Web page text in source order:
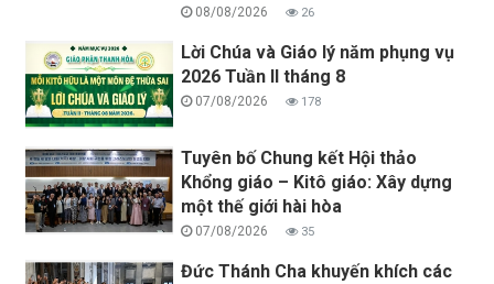
08/08/2026 26
Lời Chúa và Giáo lý năm phụng vụ
2026 Tuần II tháng 8
07/08/2026 178
Tuyên bố Chung kết Hội thảo
Khổng giáo – Kitô giáo: Xây dựng
một thế giới hài hòa
07/08/2026 35
Đức Thánh Cha khuyến khích các